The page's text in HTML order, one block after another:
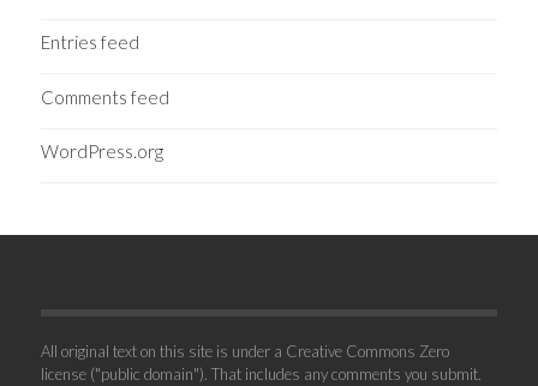
Entries feed
Comments feed
WordPress.org
All original text on this site is under a Creative Commons Zero
license ("public domain"). That includes any comments you submit.